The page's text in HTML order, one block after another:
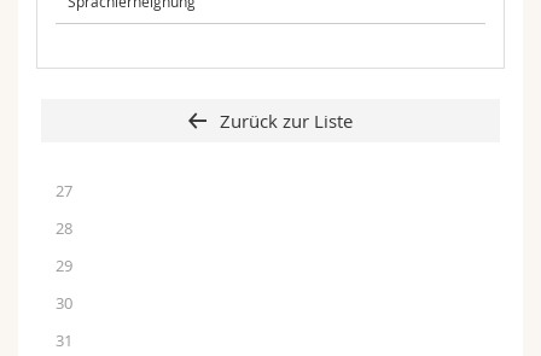
Zurück zur Liste
27
28
29
30
31